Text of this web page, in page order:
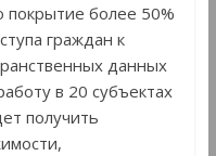
покрытие более 50%
граждан к
данных
в 20 субъектах
получить